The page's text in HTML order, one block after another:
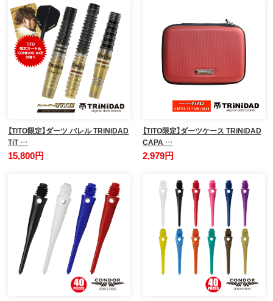
【TiTO限定】ダーツ バレル TRiNiDAD
TiT …
15,800円
【TiTO限定】ダーツケース TRiNiDAD
CAPA …
2,979円